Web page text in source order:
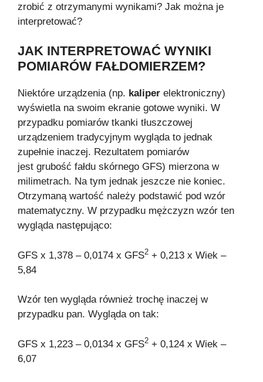
zrobić z otrzymanymi wynikami? Jak można je
interpretować?
JAK INTERPRETOWAĆ WYNIKI
POMIARÓW FAŁDOMIERZEM?
Niektóre urządzenia (np. kaliper elektroniczny)
wyświetla na swoim ekranie gotowe wyniki. W
przypadku pomiarów tkanki tłuszczowej
urządzeniem tradycyjnym wygląda to jednak
zupełnie inaczej. Rezultatem pomiarów
jest grubość fałdu skórnego GFS) mierzona w
milimetrach. Na tym jednak jeszcze nie koniec.
Otrzymaną wartość należy podstawić pod wzór
matematyczny. W przypadku mężczyzn wzór ten
wygląda następująco:
GFS x 1,378 – 0,0174 x GFS2 + 0,213 x Wiek –
5,84
Wzór ten wygląda również trochę inaczej w
przypadku pan. Wygląda on tak:
GFS x 1,223 – 0,0134 x GFS2 + 0,124 x Wiek –
6,07